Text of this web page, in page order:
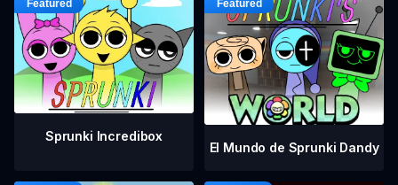
Sprunki Incredibox
El Mundo de Sprunki Dandy